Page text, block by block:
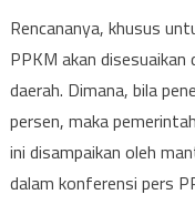
Rencananya, khusus
PPKM akan
daerah. Dimana, bila
persen, maka
ini disampaikan oleh
dalam konferensi pers